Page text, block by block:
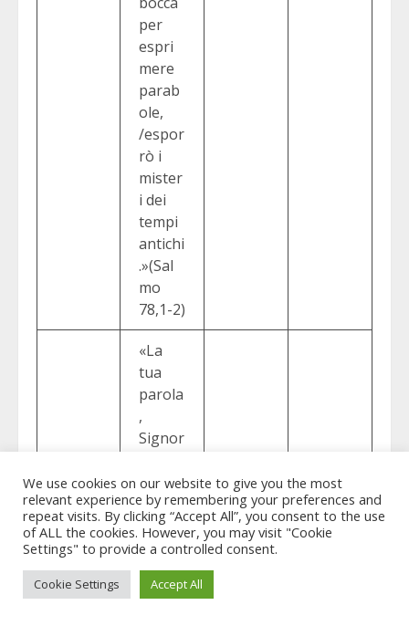
per
espri
mere
parab
ole,
/espor
rò i
mister
i dei
tempi
antichi
.»(Sal
mo
78,1-2)
«La
tua
parola
,
Signor
stabile
come
il
cielo./
La tua
fedelt
Gesù
disse
loro:
«Non
We use cookies on our website to give you the most
relevant experience by remembering your preferences and
repeat visits. By clicking “Accept All”, you consent to the use
of ALL the cookies. However, you may visit "Cookie
Settings" to provide a controlled consent.
Cookie Settings Accept All